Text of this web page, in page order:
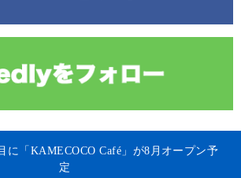
に「KAMECOCO Café」が8月オープン予
定